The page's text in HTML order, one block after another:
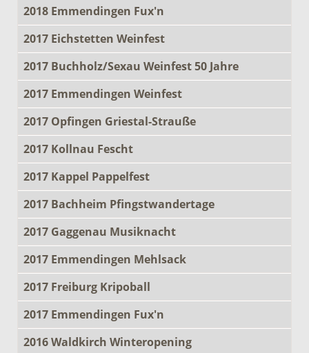
2018 Emmendingen Fux'n
2017 Eichstetten Weinfest
2017 Buchholz/Sexau Weinfest 50 Jahre
2017 Emmendingen Weinfest
2017 Opfingen Griestal-Strauße
2017 Kollnau Fescht
2017 Kappel Pappelfest
2017 Bachheim Pfingstwandertage
2017 Gaggenau Musiknacht
2017 Emmendingen Mehlsack
2017 Freiburg Kripoball
2017 Emmendingen Fux'n
2016 Waldkirch Winteropening